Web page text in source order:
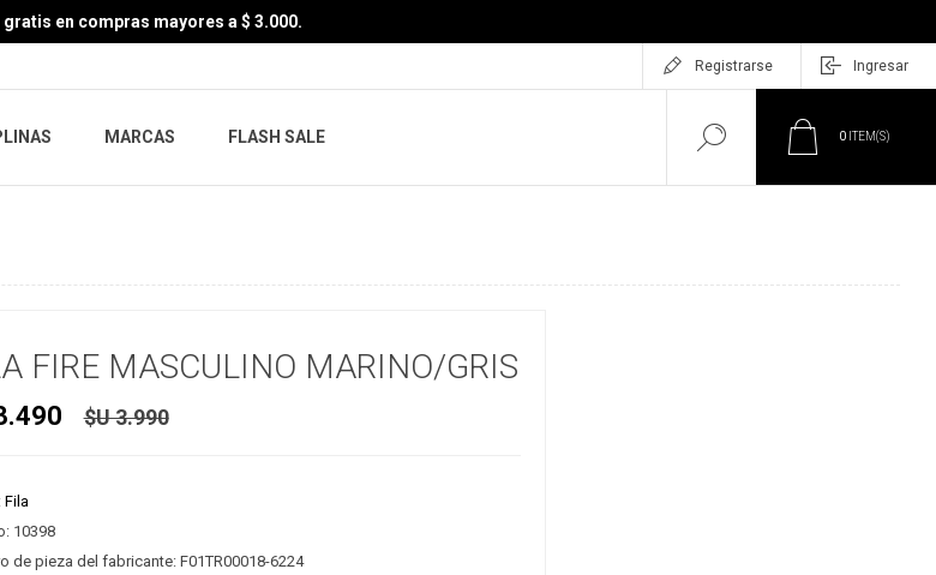
gratis en compras mayores a $ 3.000.
Registrarse Ingresar
MARCAS FLASH SALE 0 ITEM(S)
FIRE MASCULINO MARINO/GRIS
$U 3.990
Fila
10398
de pieza del fabricante: F01TR00018-6224